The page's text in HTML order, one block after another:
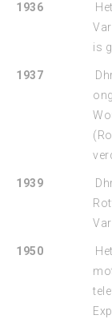
1936
is
1937
1939
1950